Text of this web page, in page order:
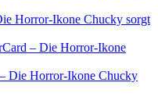
Horror-Ikone Chucky sorgt
– Die Horror-Ikone
Die Horror-Ikone Chucky